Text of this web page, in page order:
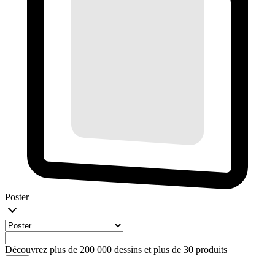
Poster
Découvrez plus de 200 000 dessins et plus de 30 produits